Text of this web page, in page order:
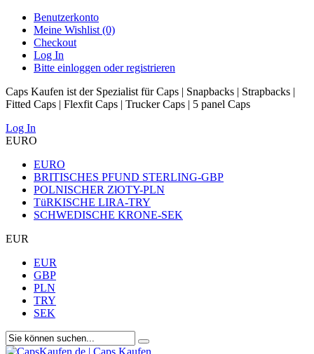
Benutzerkonto
Meine Wishlist (0)
Checkout
Log In
Bitte einloggen oder registrieren
Caps Kaufen ist der Spezialist für Caps | Snapbacks | Strapbacks |
Fitted Caps | Flexfit Caps | Trucker Caps | 5 panel Caps
Log In
EURO
EURO
BRITISCHES PFUND STERLING-GBP
POLNISCHER ZłOTY-PLN
TüRKISCHE LIRA-TRY
SCHWEDISCHE KRONE-SEK
EUR
EUR
GBP
PLN
TRY
SEK